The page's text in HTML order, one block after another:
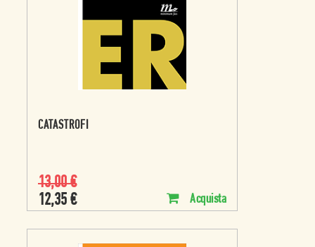
CATASTROFI
13,00€
12,35 € Acquista